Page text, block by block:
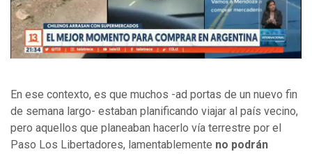
En ese contexto, es que muchos -ad portas de un nuevo fin
de semana largo- estaban planificando viajar al país vecino,
pero aquellos que planeaban hacerlo vía terrestre por el
Paso Los Libertadores, lamentablemente no podrán